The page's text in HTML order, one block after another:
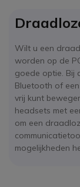
Wilt u een
worden op de
goede optie. Bij
Bluetooth of
vrij kunt
headsets met
om een
mogelijkheden